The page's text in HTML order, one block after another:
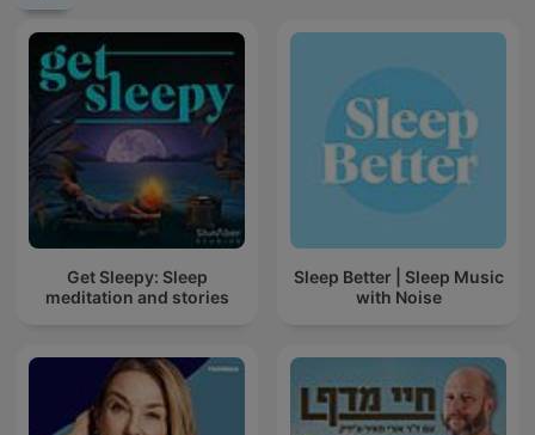
Get Sleepy: Sleep
meditation and stories
Sleep Better | Sleep Music
with Noise